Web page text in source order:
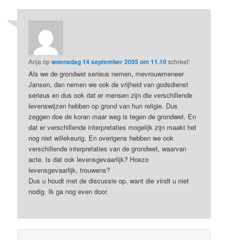
Anja opwoensdag 14 september 2005 om 11.10schreef:
Als we de grondwet serieus nemen, mevrouwmeneer
Jansen, dan nemen we ook de vrijheid van godsdienst
serieus en dus ook dat er mensen zijn die verschillende
levenswijzen hebben op grond van hun religie. Dus
zeggen doe de koran maar weg is tegen de grondwet. En
dat er verschillende interpretaties mogelijk zijn maakt het
nog niet willekeurig. En overigens hebben we ook
verschillende interpretaties van de grondwet, waarvan
acte. Is dat ook levensgevaarlijk? Hoezo
levensgevaarlijk, trouwens?
Dus u houdt met de discussie op, want die vindt u niet
nodig. Ik ga nog even door.